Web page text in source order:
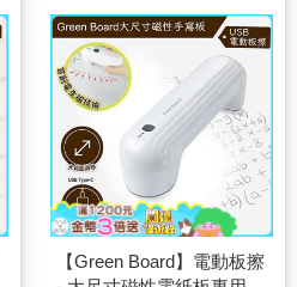
【Green Board】電動板擦